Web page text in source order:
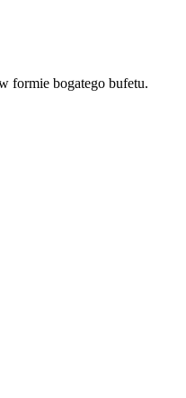
formie bogatego bufetu.